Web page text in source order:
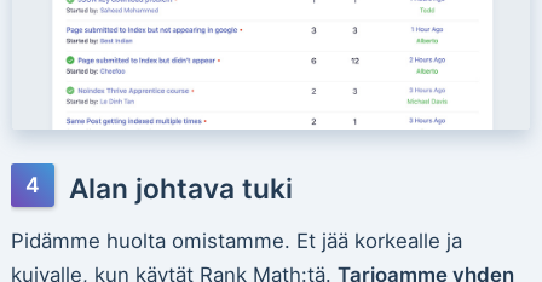
Alan johtava tuki
Pidämme huolta omistamme. Et jää korkealle ja
kuivalle, kun käytät Rank Math:tä. Tarjoamme yhden